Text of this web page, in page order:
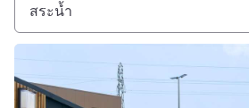
สระน้ำ
ดูรายละเอียด